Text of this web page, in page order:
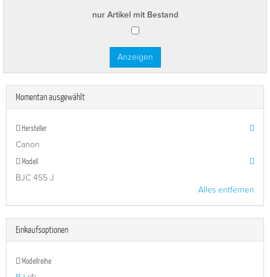
nur Artikel mit Bestand
Momentan ausgewählt
Hersteller
Canon
Modell
BJC 455 J
Alles entfernen
Einkaufsoptionen
Modellreihe